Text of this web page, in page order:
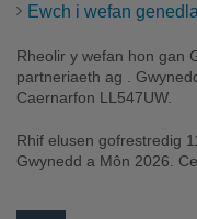
Ewch i wefan
Rheolir y wefan hon gan
partneriaeth ag .
Caernarfon LL547UW.
Rhif elusen gofrestredig
Gwynedd a Môn 2026.